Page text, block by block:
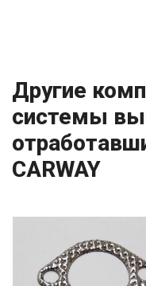
Другие
системы
CARWAY